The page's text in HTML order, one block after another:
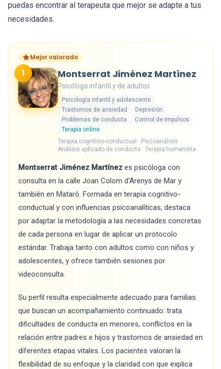
puedas encontrar al terapeuta que mejor se adapte a tus
necesidades.
Mejor valorado
1 Montserrat Jiménez Martínez
Psicóloga infantil y de adultos
Psicología infantil y adolescente
Trastornos de ansiedad
Depresión
Problemas de conducta
Control de impulsos
Terapia online
Terapia cognitivo-conductual · Psicoanálisis ·
Análisis aplicado de conducta · Terapia humanista
Montserrat Jiménez Martínez es psicóloga con
consulta en la calle Joan Colom d'Arenys de Mar y
también en Mataró. Formada en terapia cognitivo-
conductual y con influencias psicoanalíticas, destaca
por adaptar la metodología a las necesidades concretas
de cada persona en lugar de aplicar un protocolo
estándar. Trabaja tanto con adultos como con niños y
adolescentes, y ofrece también sesiones por
videoconsulta.
Su perfil resulta especialmente adecuado para familias
que buscan un acompañamiento continuado: trata
dificultades de conducta en menores, conflictos en la
relación entre padres e hijos y trastornos de ansiedad en
diferentes etapas vitales. Los pacientes valoran la
flexibilidad de su enfoque y la claridad con que explica